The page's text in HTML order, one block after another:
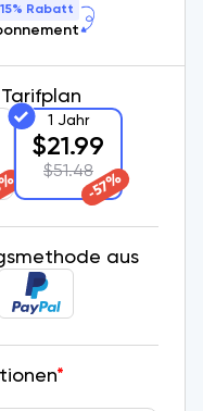
15% Rabatt
1 Jahr
$21.99
$51.48
-
57%
aus
*